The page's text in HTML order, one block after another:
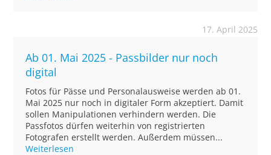
17. April 2025
Ab 01. Mai 2025 - Passbilder nur noch
digital
Fotos für Pässe und Personalausweise werden ab 01.
Mai 2025 nur noch in digitaler Form akzeptiert. Damit
sollen Manipulationen verhindern werden. Die
Passfotos dürfen weiterhin von registrierten
Fotografen erstellt werden. Außerdem müssen...
Weiterlesen